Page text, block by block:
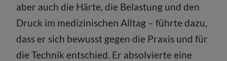
aber auch die Härte, die Belastung und den
Druck im medizinischen Alltag – führte dazu,
dass er sich bewusst gegen die Praxis und für
die Technik entschied. Er absolvierte eine